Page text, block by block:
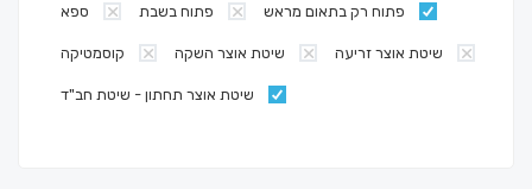
ספא פתוח בשבת פתוח רק בתאום מראש
קוסמטיקה שיטת אוצר השקה שיטת אוצר זריעה
שיטת אוצר תחתון - שיטת חב"ד